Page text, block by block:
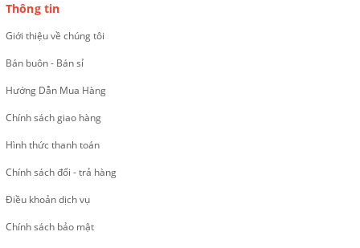
Thông tin
Giới thiệu về chúng tôi
Bán buôn - Bán sỉ
Hướng Dẫn Mua Hàng
Chính sách giao hàng
Hình thức thanh toán
Chính sách đổi - trả hàng
Điều khoản dịch vụ
Chính sách bảo mật